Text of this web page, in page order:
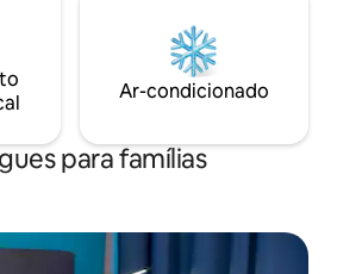
Ar-condicionado
para famílias